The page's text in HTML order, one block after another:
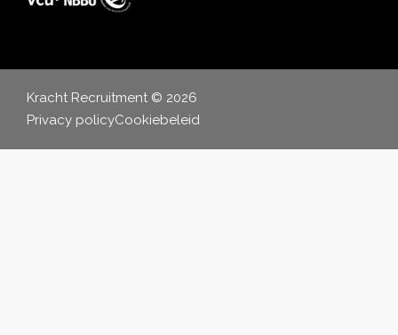
Kracht Recruitment © 2026
Privacy policyCookiebeleid